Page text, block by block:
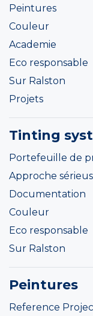
Peintures
Couleur
Academie
Eco responsable
Sur Ralston
Projets
Tinting
Portefeuille de
Approche
Documentation
Couleur
Eco responsable
Sur Ralston
Peintures
Reference